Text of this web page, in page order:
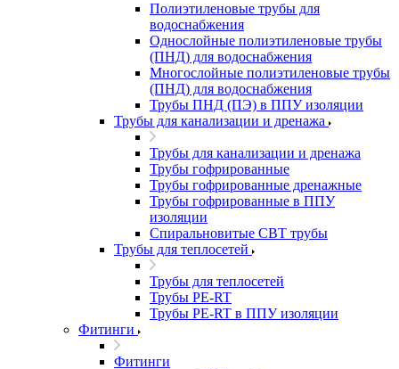
Полиэтиленовые трубы для
водоснабжения
Однослойные полиэтиленовые трубы
(ПНД) для водоснабжения
Многослойные полиэтиленовые трубы
(ПНД) для водоснабжения
Трубы ПНД (ПЭ) в ППУ изоляции
Трубы для канализации и дренажа
Трубы для канализации и дренажа
Трубы гофрированные
Трубы гофрированные дренажные
Трубы гофрированные в ППУ
изоляции
Спиральновитые СВТ трубы
Трубы для теплосетей
Трубы для теплосетей
Трубы PE-RT
Трубы PE-RT в ППУ изоляции
Фитинги
Фитинги